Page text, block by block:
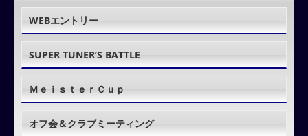
WEBエントリー
SUPER TUNER’S BATTLE
ＭｅｉｓｔｅｒＣｕｐ
オフ会＆クラブミーティング